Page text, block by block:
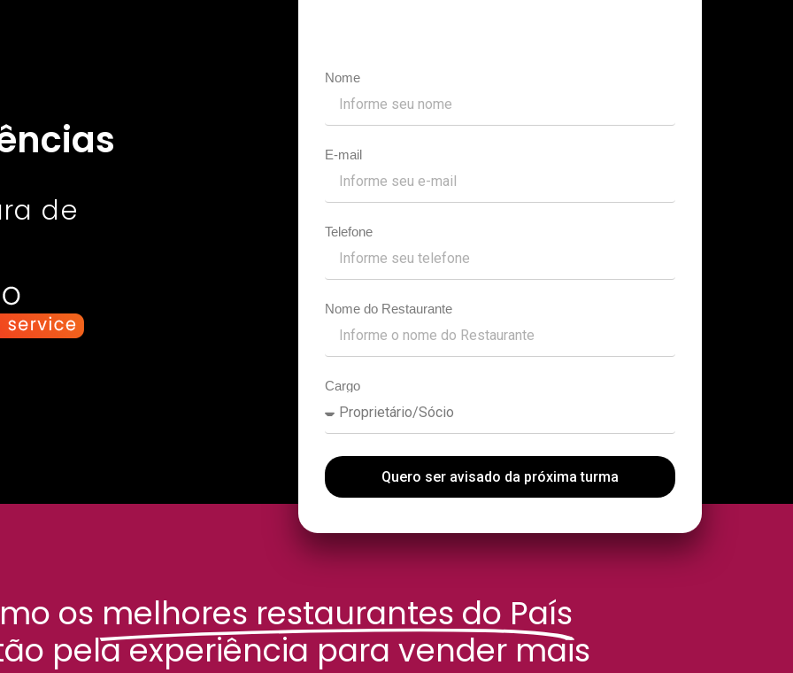
de
Nome
E-mail
Telefone
Nome do Restaurante
Cargo
Quero ser avisado da próxima turma
os melhores restaurantes do País
pela experiência para vender mais